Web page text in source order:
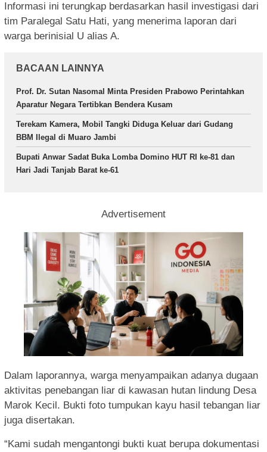
Informasi ini terungkap berdasarkan hasil investigasi dari
tim Paralegal Satu Hati, yang menerima laporan dari
warga berinisial U alias A.
BACAAN LAINNYA
Prof. Dr. Sutan Nasomal Minta Presiden Prabowo Perintahkan
Aparatur Negara Tertibkan Bendera Kusam
Terekam Kamera, Mobil Tangki Diduga Keluar dari Gudang
BBM Ilegal di Muaro Jambi
Bupati Anwar Sadat Buka Lomba Domino HUT RI ke-81 dan
Hari Jadi Tanjab Barat ke-61
Advertisement
Dalam laporannya, warga menyampaikan adanya dugaan
aktivitas penebangan liar di kawasan hutan lindung Desa
Marok Kecil. Bukti foto tumpukan kayu hasil tebangan liar
juga disertakan.
“Kami sudah mengantongi bukti kuat berupa dokumentasi